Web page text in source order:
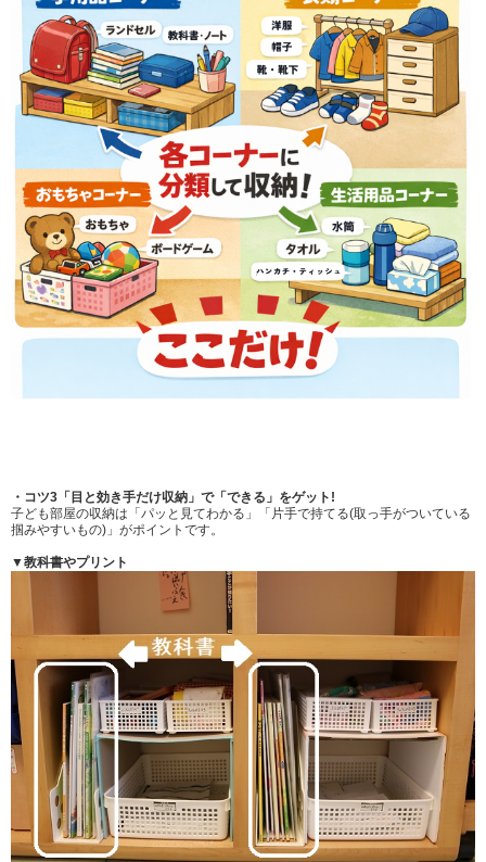
・コツ3「目と効き手だけ収納」で「できる」をゲット!
子ども部屋の収納は「パッと見てわかる」「片手で持てる(取っ手がついている
掴みやすいもの)」がポイントです。
▼教科書やプリント